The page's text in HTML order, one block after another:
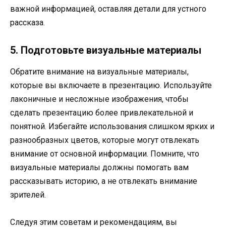
важной информацией, оставляя детали для устного
рассказа.
5. Подготовьте визуальные материалы
Обратите внимание на визуальные материалы,
которые вы включаете в презентацию. Используйте
лаконичные и несложные изображения, чтобы
сделать презентацию более привлекательной и
понятной. Избегайте использования слишком ярких и
разнообразных цветов, которые могут отвлекать
внимание от основной информации. Помните, что
визуальные материалы должны помогать вам
рассказывать историю, а не отвлекать внимание
зрителей.
Следуя этим советам и рекомендациям, вы